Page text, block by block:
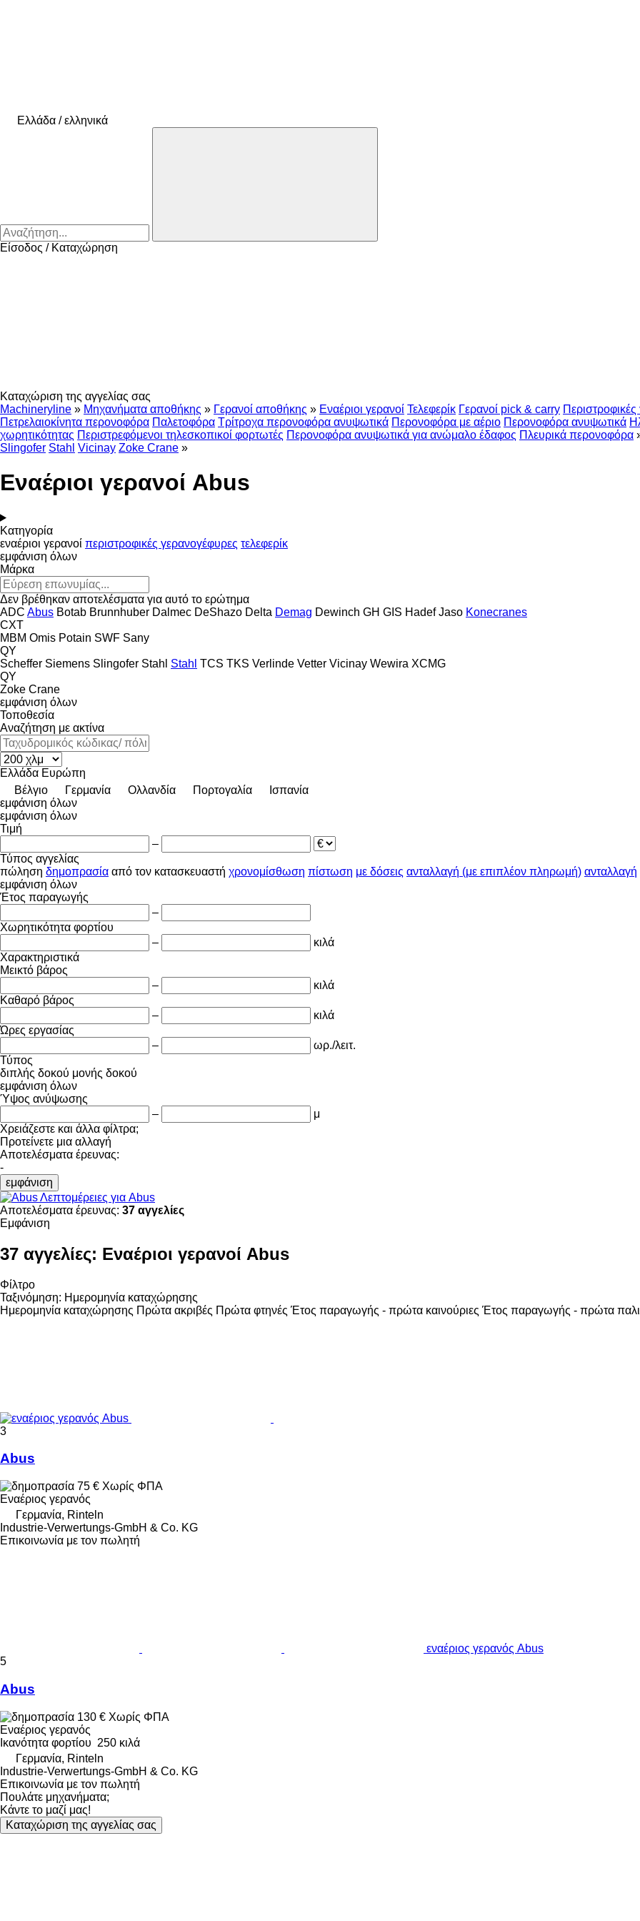
Ελλάδα / ελληνικά
Είσοδος / Καταχώρηση
Καταχώριση της αγγελίας σας
Machineryline » Μηχανήματα αποθήκης » Γερανοί αποθήκης » Εναέριοι γερανοί Τελεφερίκ Γερανοί pick & carry
Πετρελαιοκίνητα περονοφόρα Παλετοφόρα Τρίτροχα περονοφόρα ανυψωτικά Περονοφόρα με αέριο Περονοφόρα ανυψωτικά
χωρητικότητας Περιστρεφόμενοι τηλεσκοπικοί φορτωτές Περονοφόρα ανυψωτικά για ανώμαλο έδαφος Πλευρικά περονοφόρα
Slingofer Stahl Vicinay Zoke Crane »
Εναέριοι γερανοί Abus
Κατηγορία
εναέριοι γερανοί περιστροφικές γερανογέφυρες τελεφερίκ
εμφάνιση όλων
Μάρκα
Δεν βρέθηκαν αποτελέσματα για αυτό το ερώτημα
ADC Abus Botab Brunnhuber Dalmec DeShazo Delta Demag Dewinch GH GIS Hadef Jaso Konecranes
CXT
MBM Omis Potain SWF Sany
QY
Scheffer Siemens Slingofer Stahl Stahl TCS TKS Verlinde Vetter Vicinay Wewira XCMG
QY
Zoke Crane
εμφάνιση όλων
Τοποθεσία
Αναζήτηση με ακτίνα
Ελλάδα Ευρώπη
Βέλγιο
Γερμανία Ολλανδία Πορτογαλία
Ισπανία
εμφάνιση όλων
εμφάνιση όλων
Τιμή
–
Τύπος αγγελίας
πώληση δημοπρασία από τον κατασκευαστή χρονομίσθωση πίστωση με δόσεις ανταλλαγή (με επιπλέον πληρωμή) ανταλλαγή
εμφάνιση όλων
Έτος παραγωγής
–
Χωρητικότητα φορτίου
–
κιλά
Χαρακτηριστικά
Μεικτό βάρος
–
κιλά
Καθαρό βάρος
–
κιλά
Ώρες εργασίας
–
ωρ./λειτ.
Τύπος
διπλής δοκού μονής δοκού
εμφάνιση όλων
Ύψος ανύψωσης
–
μ
Χρειάζεστε και άλλα φίλτρα;
Προτείνετε μια αλλαγή
Αποτελέσματα έρευνας:
-
εμφάνιση
Λεπτομέρειες για Abus
Αποτελέσματα έρευνας: 37 αγγελίες
Εμφάνιση
37 αγγελίες: Εναέριοι γερανοί Abus
Φίλτρο
Ταξινόμηση: Ημερομηνία καταχώρησης
Ημερομηνία καταχώρησης Πρώτα ακριβές Πρώτα φτηνές Έτος παραγωγής - πρώτα καινούριες Έτος παραγωγής - πρώτα
3
Abus
75 € Χωρίς ΦΠΑ
Εναέριος γερανός
Γερμανία, Rinteln
Industrie-Verwertungs-GmbH & Co. KG
Επικοινωνία με τον πωλητή
εναέριος γερανός Abus
5
Abus
130 € Χωρίς ΦΠΑ
Εναέριος γερανός
Ικανότητα φορτίου 250 κιλά
Γερμανία, Rinteln
Industrie-Verwertungs-GmbH & Co. KG
Επικοινωνία με τον πωλητή
Πουλάτε μηχανήματα;
Κάντε το μαζί μας!
Καταχώριση της αγγελίας σας